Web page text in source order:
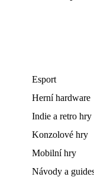
Esport
Herní hardware
Indie a retro hry
Konzolové hry
Mobilní hry
Návody a